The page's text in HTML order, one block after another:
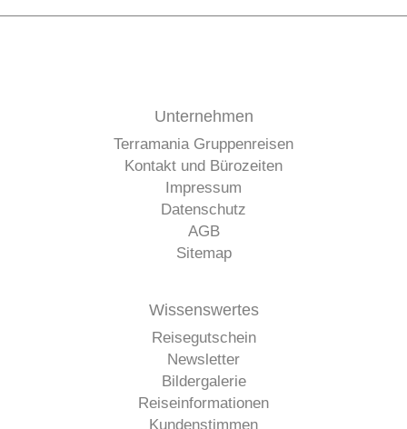
Unternehmen
Terramania Gruppenreisen
Kontakt und Bürozeiten
Impressum
Datenschutz
AGB
Sitemap
Wissenswertes
Reisegutschein
Newsletter
Bildergalerie
Reiseinformationen
Kundenstimmen